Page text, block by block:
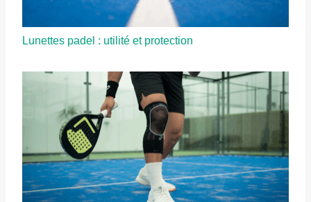
Lunettes padel : utilité et protection